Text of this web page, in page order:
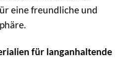
eine freundliche und
für langanhaltende